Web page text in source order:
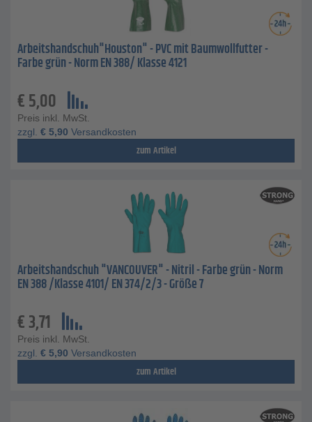
Arbeitshandschuh"Houston" - PVC mit Baumwollfutter -
Farbe grün - Norm EN 388/ Klasse 4121
€5,00
Preis inkl. MwSt.
zzgl. € 5,90 Versandkosten
zum Artikel
Arbeitshandschuh "VANCOUVER" - Nitril - Farbe grün - Norm
EN 388 /Klasse 4101/ EN 374/2/3 - Größe 7
€3,71
Preis inkl. MwSt.
zzgl. € 5,90 Versandkosten
zum Artikel